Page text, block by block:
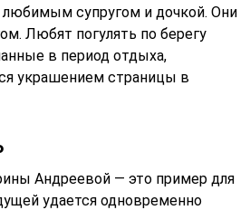
супругом и дочкой. Они
Любят погулять по берегу
в период отдыха,
украшением страницы в
Андреевой — это пример для
удается одновременно